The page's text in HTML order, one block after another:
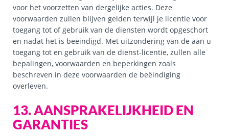
voor het voorzetten van dergelijke acties. Deze
voorwaarden zullen blijven gelden terwijl je licentie voor
toegang tot of gebruik van de diensten wordt opgeschort
en nadat het is beëindigd. Met uitzondering van de aan u
toegang tot en gebruik van de dienst-licentie, zullen alle
bepalingen, voorwaarden en beperkingen zoals
beschreven in deze voorwaarden de beëindiging
overleven.
13. AANSPRAKELIJKHEID EN
GARANTIES